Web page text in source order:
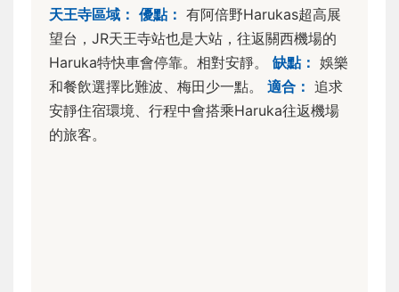
天王寺區域： 優點： 有阿倍野Harukas超高展
望台，JR天王寺站也是大站，往返關西機場的
Haruka特快車會停靠。相對安靜。 缺點： 娛樂
和餐飲選擇比難波、梅田少一點。 適合： 追求
安靜住宿環境、行程中會搭乘Haruka往返機場
的旅客。